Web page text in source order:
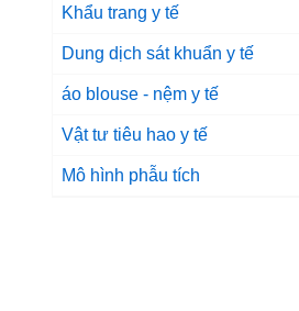
Khẩu trang y tế
Dung dịch sát khuẩn y tế
áo blouse - nệm y tế
Vật tư tiêu hao y tế
Mô hình phẫu tích